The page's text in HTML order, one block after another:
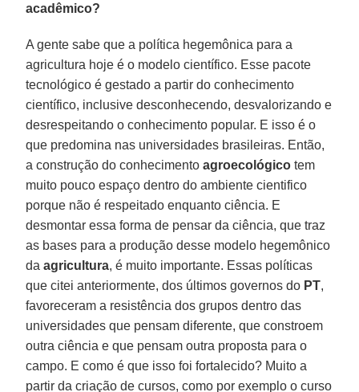
acadêmico?
A gente sabe que a política hegemônica para a
agricultura hoje é o modelo científico. Esse pacote
tecnológico é gestado a partir do conhecimento
científico, inclusive desconhecendo, desvalorizando e
desrespeitando o conhecimento popular. E isso é o
que predomina nas universidades brasileiras. Então,
a construção do conhecimentoagroecológico tem
muito pouco espaço dentro do ambiente cientifico
porque não é respeitado enquanto ciência. E
desmontar essa forma de pensar da ciência, que traz
as bases para a produção desse modelo hegemônico
daagricultura, é muito importante. Essas políticas
que citei anteriormente, dos últimos governos do PT,
favoreceram a resistência dos grupos dentro das
universidades que pensam diferente, que constroem
outra ciência e que pensam outra proposta para o
campo. E como é que isso foi fortalecido? Muito a
partir da criação de cursos, como por exemplo o curso